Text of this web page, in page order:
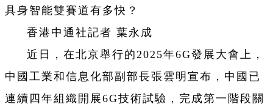
具身智能雙賽道有多快？
香港中通社記者 葉永成
近日，在北京舉行的2025年6G發展大會上，
中國工業和信息化部副部長張雲明宣布，中國已
連續四年組織開展6G技術試驗，完成第一階段關